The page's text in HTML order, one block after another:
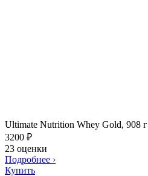
Ultimate Nutrition Whey Gold, 908 г
3200 ₽
23 оценки
Подробнее ›
Купить